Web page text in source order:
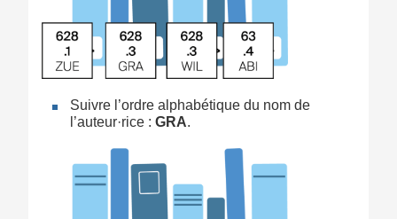
Suivre l’ordre alphabétique du nom de
l’auteur·rice : GRA.